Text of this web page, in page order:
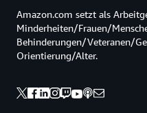
Amazon.com setzt als
Minderheiten/Frauen/
Behinderungen/Veteranen/
Orientierung/Alter.